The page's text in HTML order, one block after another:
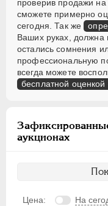
проверив продажи
сможете примерно
сегодня. Так же
Ваших руках, должна
остались сомнения
профессиональную
всегда можете
бесплатной оценкой
аукционах
Цена: На